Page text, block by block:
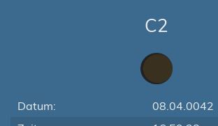
C2
Datum:
08.04.0042